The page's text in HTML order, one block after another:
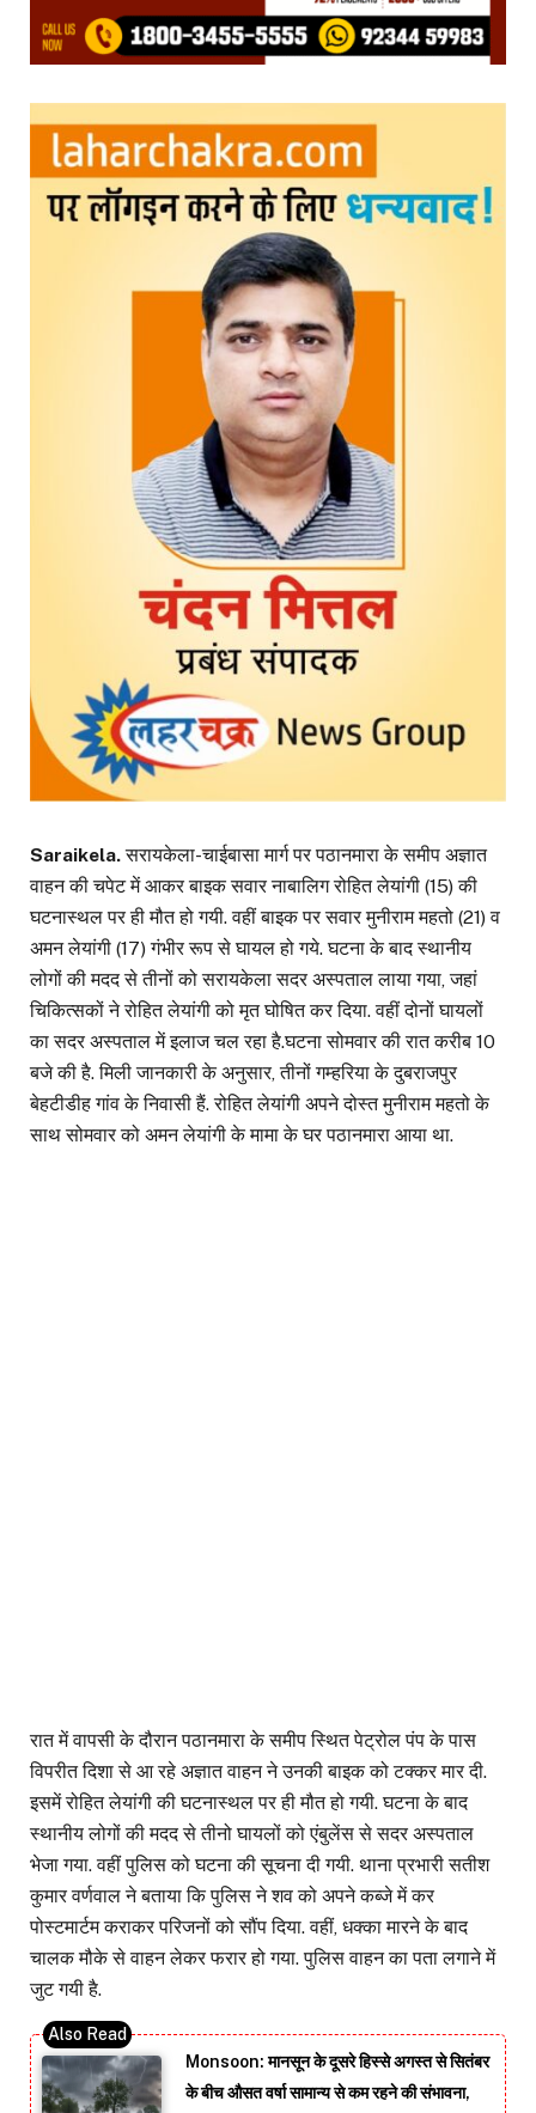
Saraikela.सरायकेला-चाईबासा मार्ग पर पठानमारा के समीप अज्ञात
वाहन की चपेट में आकर बाइक सवार नाबालिग रोहित लेयांगी (15) की
घटनास्थल पर ही मौत हो गयी. वहीं बाइक पर सवार मुनीराम महतो (21) व
अमन लेयांगी (17) गंभीर रूप से घायल हो गये. घटना के बाद स्थानीय
लोगों की मदद से तीनों को सरायकेला सदर अस्पताल लाया गया, जहां
चिकित्सकों ने रोहित लेयांगी को मृत घोषित कर दिया. वहीं दोनों घायलों
का सदर अस्पताल में इलाज चल रहा है.घटना सोमवार की रात करीब 10
बजे की है. मिली जानकारी के अनुसार, तीनों गम्हरिया के दुबराजपुर
बेहटीडीह गांव के निवासी हैं. रोहित लेयांगी अपने दोस्त मुनीराम महतो के
साथ सोमवार को अमन लेयांगी के मामा के घर पठानमारा आया था.
रात में वापसी के दौरान पठानमारा के समीप स्थित पेट्रोल पंप के पास
विपरीत दिशा से आ रहे अज्ञात वाहन ने उनकी बाइक को टक्कर मार दी.
इसमें रोहित लेयांगी की घटनास्थल पर ही मौत हो गयी. घटना के बाद
स्थानीय लोगों की मदद से तीनो घायलों को एंबुलेंस से सदर अस्पताल
भेजा गया. वहीं पुलिस को घटना की सूचना दी गयी. थाना प्रभारी सतीश
कुमार वर्णवाल ने बताया कि पुलिस ने शव को अपने कब्जे में कर
पोस्टमार्टम कराकर परिजनों को सौंप दिया. वहीं, धक्का मारने के बाद
चालक मौके से वाहन लेकर फरार हो गया. पुलिस वाहन का पता लगाने में
जुट गयी है.
Monsoon: मानसून के दूसरे हिस्से अगस्त से सितंबर
के बीच औसत वर्षा सामान्य से कम रहने की संभावना,